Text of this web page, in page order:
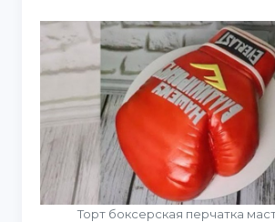
Торт боксерская перчатка